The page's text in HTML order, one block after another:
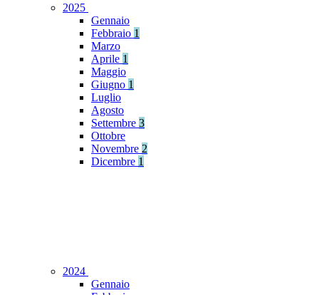
2025
Gennaio
Febbraio 1
Marzo
Aprile 1
Maggio
Giugno 1
Luglio
Agosto
Settembre 3
Ottobre
Novembre 2
Dicembre 1
2024
Gennaio